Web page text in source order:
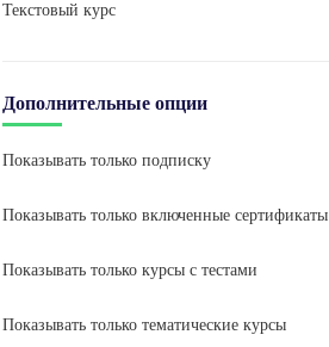
Текстовый курс
Дополнительные опции
Показывать только подписку
Показывать только включенные сертификаты
Показывать только курсы с тестами
Показывать только тематические курсы